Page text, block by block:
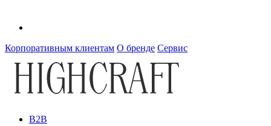
Корпоративным клиентам О бренде Сервис
B2B